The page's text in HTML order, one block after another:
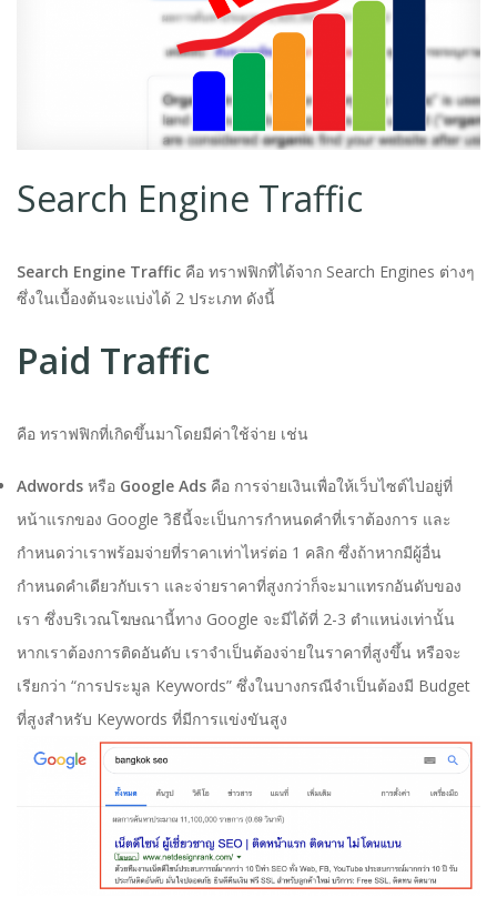
Search Engine Traffic
Search Engine Traffic คือ ทราฟฟิกที่ได้จาก Search Engines ต่างๆ
ซึ่งในเบื้องต้นจะแบ่งได้ 2 ประเภท ดังนี้
Paid Traffic
คือ ทราฟฟิกที่เกิดขึ้นมาโดยมีค่าใช้จ่าย เช่น
Adwords หรือ Google Ads คือ การจ่ายเงินเพื่อให้เว็บไซต์ไปอยู่ที่
หน้าแรกของ Google วิธีนี้จะเป็นการกำหนดคำที่เราต้องการ และ
กำหนดว่าเราพร้อมจ่ายที่ราคาเท่าไหร่ต่อ 1 คลิก ซึ่งถ้าหากมีผู้อื่น
กำหนดคำเดียวกับเรา และจ่ายราคาที่สูงกว่าก็จะมาแทรกอันดับของ
เรา ซึ่งบริเวณโฆษณานี้ทาง Google จะมีได้ที่ 2-3 ตำแหน่งเท่านั้น
หากเราต้องการติดอันดับ เราจำเป็นต้องจ่ายในราคาที่สูงขึ้น หรือจะ
เรียกว่า “การประมูล Keywords” ซึ่งในบางกรณีจำเป็นต้องมี Budget
ที่สูงสำหรับ Keywords ที่มีการแข่งขันสูง